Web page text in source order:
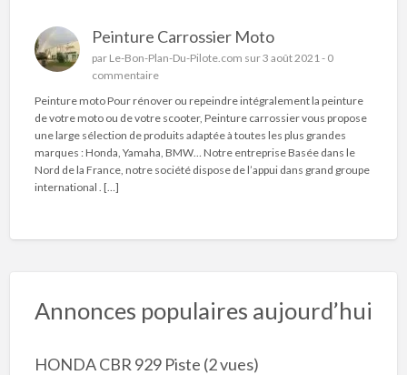
Peinture Carrossier Moto
par Le-Bon-Plan-Du-Pilote.com sur 3 août 2021 - 0
commentaire
Peinture moto Pour rénover ou repeindre intégralement la peinture
de votre moto ou de votre scooter, Peinture carrossier vous propose
une large sélection de produits adaptée à toutes les plus grandes
marques : Honda, Yamaha, BMW… Notre entreprise Basée dans le
Nord de la France, notre société dispose de l’appui dans grand groupe
international . […]
Annonces populaires aujourd’hui
HONDA CBR 929 Piste (2 vues)